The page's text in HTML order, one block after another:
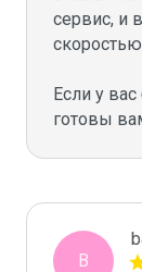
сервис, и
Если у
B